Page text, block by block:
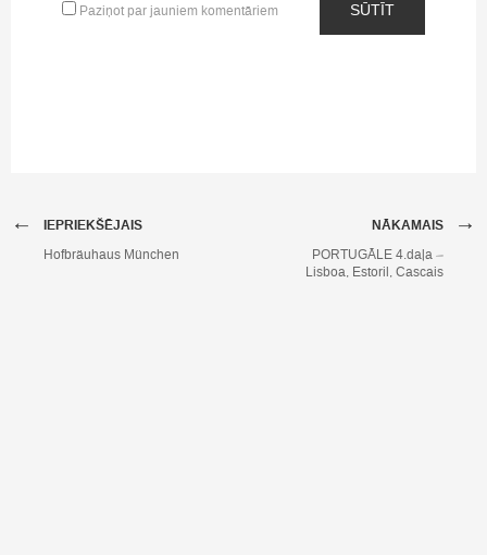
Paziņot par jauniem komentāriem SŪTĪT
IEPRIEKŠĒJAIS
←
Hofbräuhaus München
NĀKAMAIS →
PORTUGĀLE 4.daļa –
Lisboa, Estoril, Cascais